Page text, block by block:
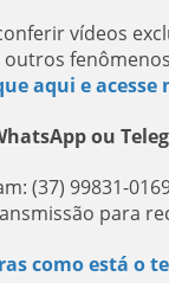
vídeos
aqui e acesse
ou
(37) 99831-
para
como está o